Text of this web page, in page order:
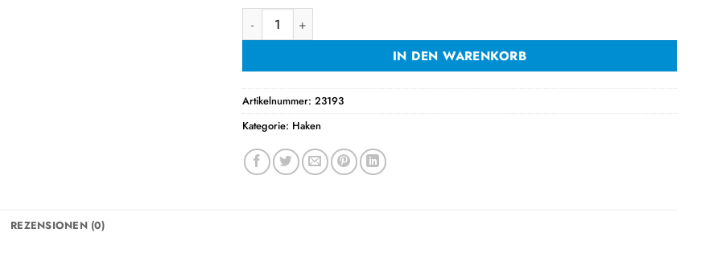
Magnete Menge
IN DEN WARENKORB
Artikelnummer:23193
Kategorie: Haken
REZENSIONEN (0)